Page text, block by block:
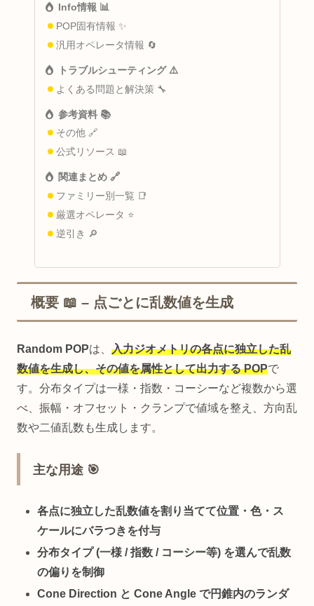
Info情報 📊
POP固有情報 ✨
汎用オペレータ情報 🔄
トラブルシューティング ⚠️
よくある問題と解決策 🔧
参考資料 📚
その他 🔗
公式リソース 📖
関連まとめ 🔗
ファミリー別一覧 📑
厳選オペレータ ⭐
逆引き 🔎
概要 📖 – 点ごとに乱数値を生成
Random POPは、 入力ジオメトリの各点に独立した乱
数値を生成し、その値を属性として出力する POPで
す。分布タイプは一様・指数・コーシーなど複数から選
べ、振幅・オフセット・クランプで値域を整え、方向乱
数や二値乱数も生成します。
主な用途 🎯
各点に独立した乱数値を割り当てて位置・色・ス
ケールにバラつきを付与
分布タイプ (一様 / 指数 / コーシー等) を選んで乱数
の偏りを制御
Cone Direction と Cone Angle で円錐内のランダ